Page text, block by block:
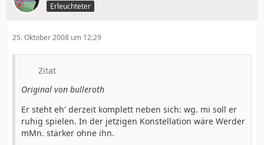
Erleuchteter
25. Oktober 2008 um 12:29
Zitat
Original von bulleroth
Er steht eh' derzeit komplett neben sich: wg. mi soll er
ruhig spielen. In der jetzigen Konstellation wäre Werder
mMn. stärker ohne ihn.